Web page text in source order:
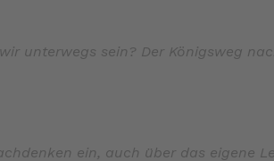
unterwegs sein? Der Königsweg
ein, auch über das eigene